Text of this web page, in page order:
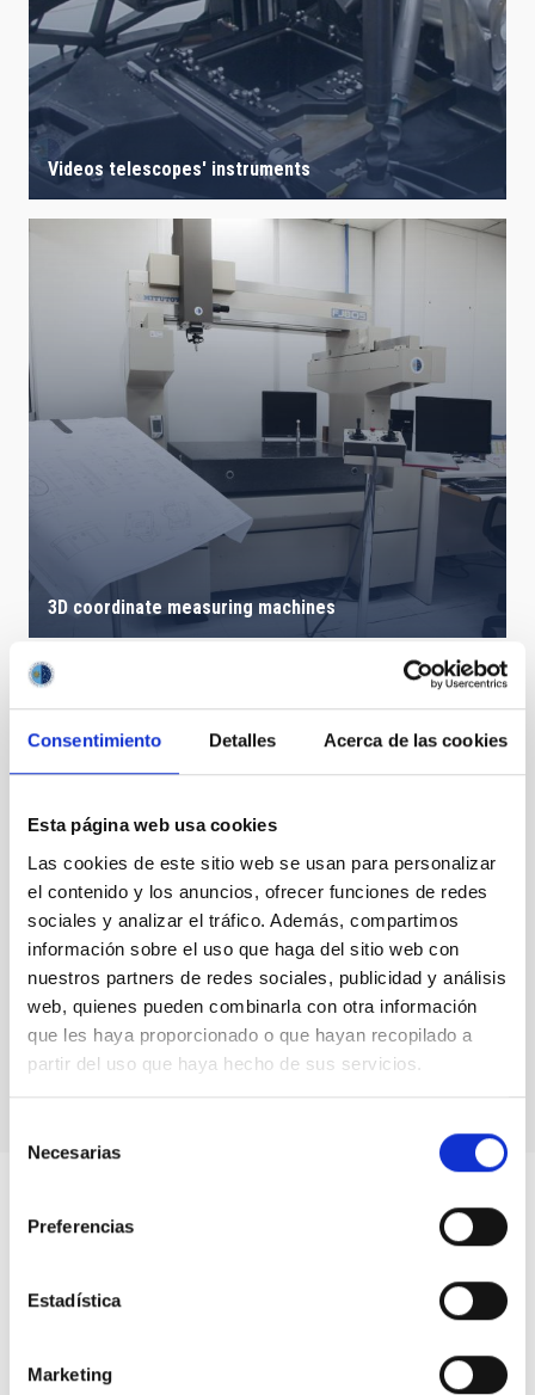
Consentimiento Detalles Acerca de las cookies
Esta página web usa cookies
Las cookies de este sitio web se usan para personalizar
el contenido y los anuncios, ofrecer funciones de redes
sociales y analizar el tráfico. Además, compartimos
información sobre el uso que haga del sitio web con
nuestros partners de redes sociales, publicidad y análisis
web, quienes pueden combinarla con otra información
que les haya proporcionado o que hayan recopilado a
partir del uso que haya hecho de sus servicios.
Necesarias
Preferencias
Estadística
Marketing
Videos telescopes' instruments
3D coordinate measuring machines
DRAGO supera las pruebas para ser lanzado al
espacio